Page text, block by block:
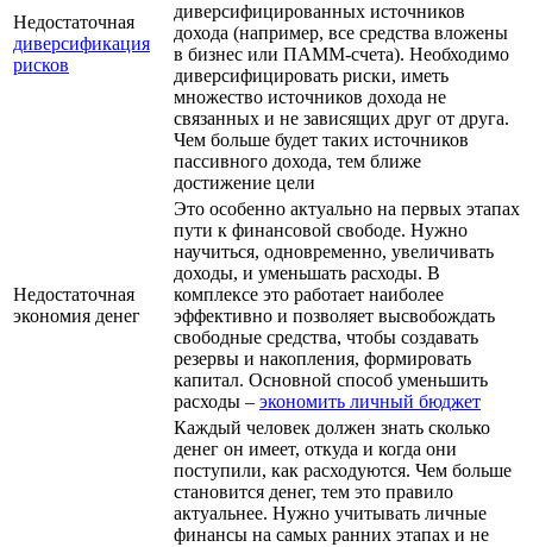
Недостаточная
диверсификация
рисков
диверсифицированных источников
дохода (например, все средства вложены
в бизнес или ПАММ-счета). Необходимо
диверсифицировать риски, иметь
множество источников дохода не
связанных и не зависящих друг от друга.
Чем больше будет таких источников
пассивного дохода, тем ближе
достижение цели
Недостаточная
экономия денег
Это особенно актуально на первых этапах
пути к финансовой свободе. Нужно
научиться, одновременно, увеличивать
доходы, и уменьшать расходы. В
комплексе это работает наиболее
эффективно и позволяет высвобождать
свободные средства, чтобы создавать
резервы и накопления, формировать
капитал. Основной способ уменьшить
расходы – экономить личный бюджет
Каждый человек должен знать сколько
денег он имеет, откуда и когда они
поступили, как расходуются. Чем больше
становится денег, тем это правило
актуальнее. Нужно учитывать личные
финансы на самых ранних этапах и не